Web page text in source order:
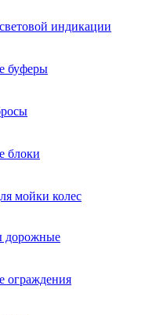
индикации
буферы
блоки
мойки колес
дорожные
ограждения